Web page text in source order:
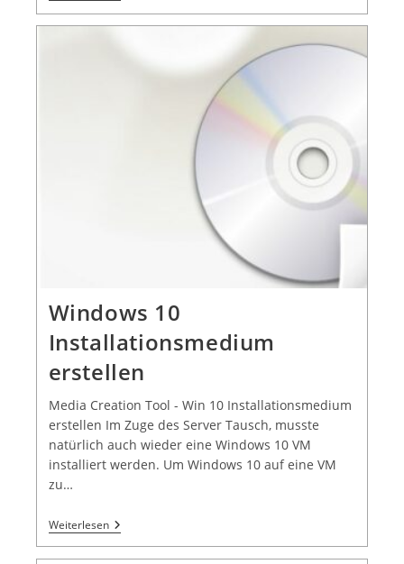
Windows 10
Installationsmedium
erstellen
Media Creation Tool - Win 10 Installationsmedium
erstellen Im Zuge des Server Tausch, musste
natürlich auch wieder eine Windows 10 VM
installiert werden. Um Windows 10 auf eine VM
zu…
Weiterlesen